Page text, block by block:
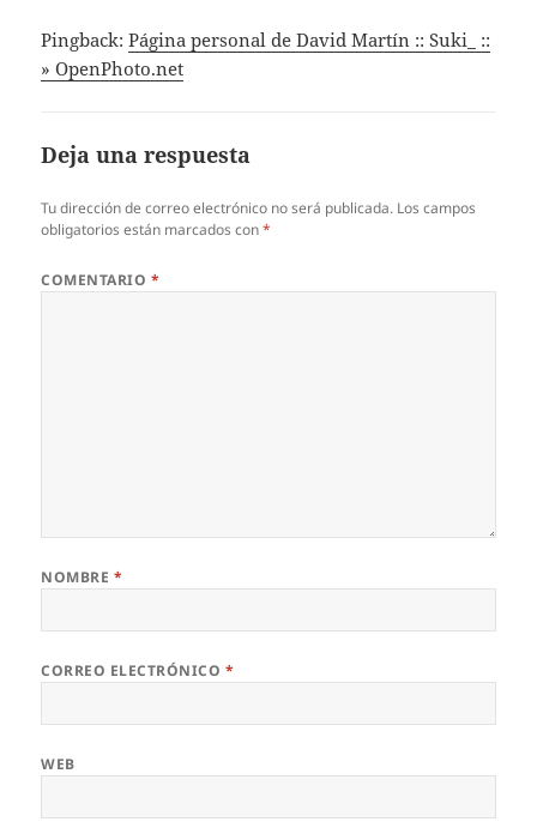
Pingback:Página personal de David Martín :: Suki_ ::
» OpenPhoto.net
Deja una respuesta
Tu dirección de correo electrónico no será publicada. Los campos
obligatorios están marcados con*
COMENTARIO *
NOMBRE *
CORREO ELECTRÓNICO *
WEB